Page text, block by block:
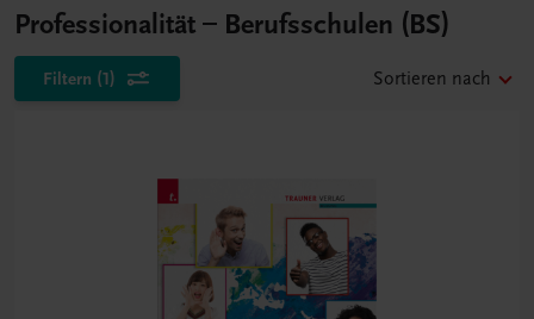
Professionalität – Berufsschulen (BS)
Filtern (1) Sortieren nach